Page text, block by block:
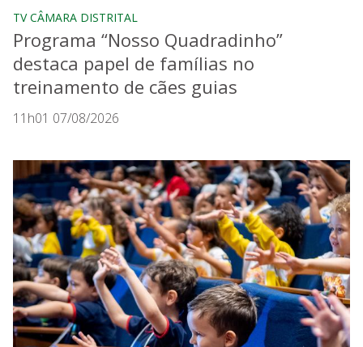
TV CÂMARA DISTRITAL
Programa “Nosso Quadradinho”
destaca papel de famílias no
treinamento de cães guias
11h01 07/08/2026